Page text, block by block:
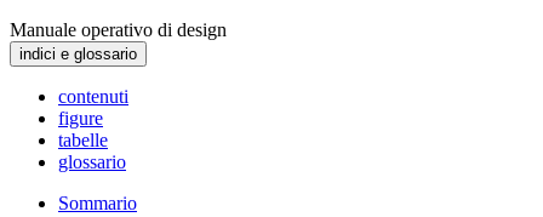
Manuale operativo di design
indici e glossario
contenuti
figure
tabelle
glossario
Sommario